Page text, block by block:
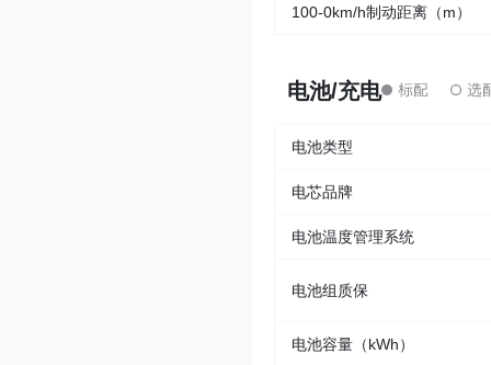
100-0km/h制动距离（m）
电池/充电
电池类型
电芯品牌
电池温度管理系统
电池组质保
电池容量（kWh）